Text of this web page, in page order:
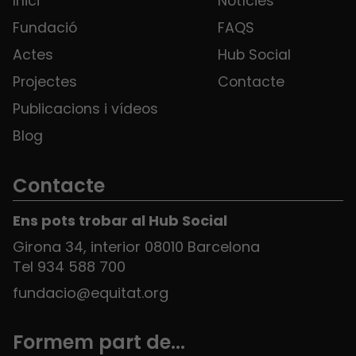
Fundació
Actes
Projectes
Publicacions i vídeos
Blog
FAQS
Hub Social
Contacte
Contacte
Ens pots trobar al Hub Social
Girona 34, interior 08010 Barcelona
Tel 934 588 700
fundacio@equitat.org
Formem part de...